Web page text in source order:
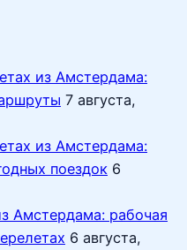
из Амстердама:
7 августа,
из Амстердама:
поездок 6
Амстердама: рабочая
6 августа,